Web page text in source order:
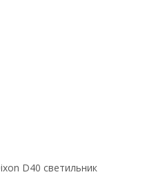
D40 светильник